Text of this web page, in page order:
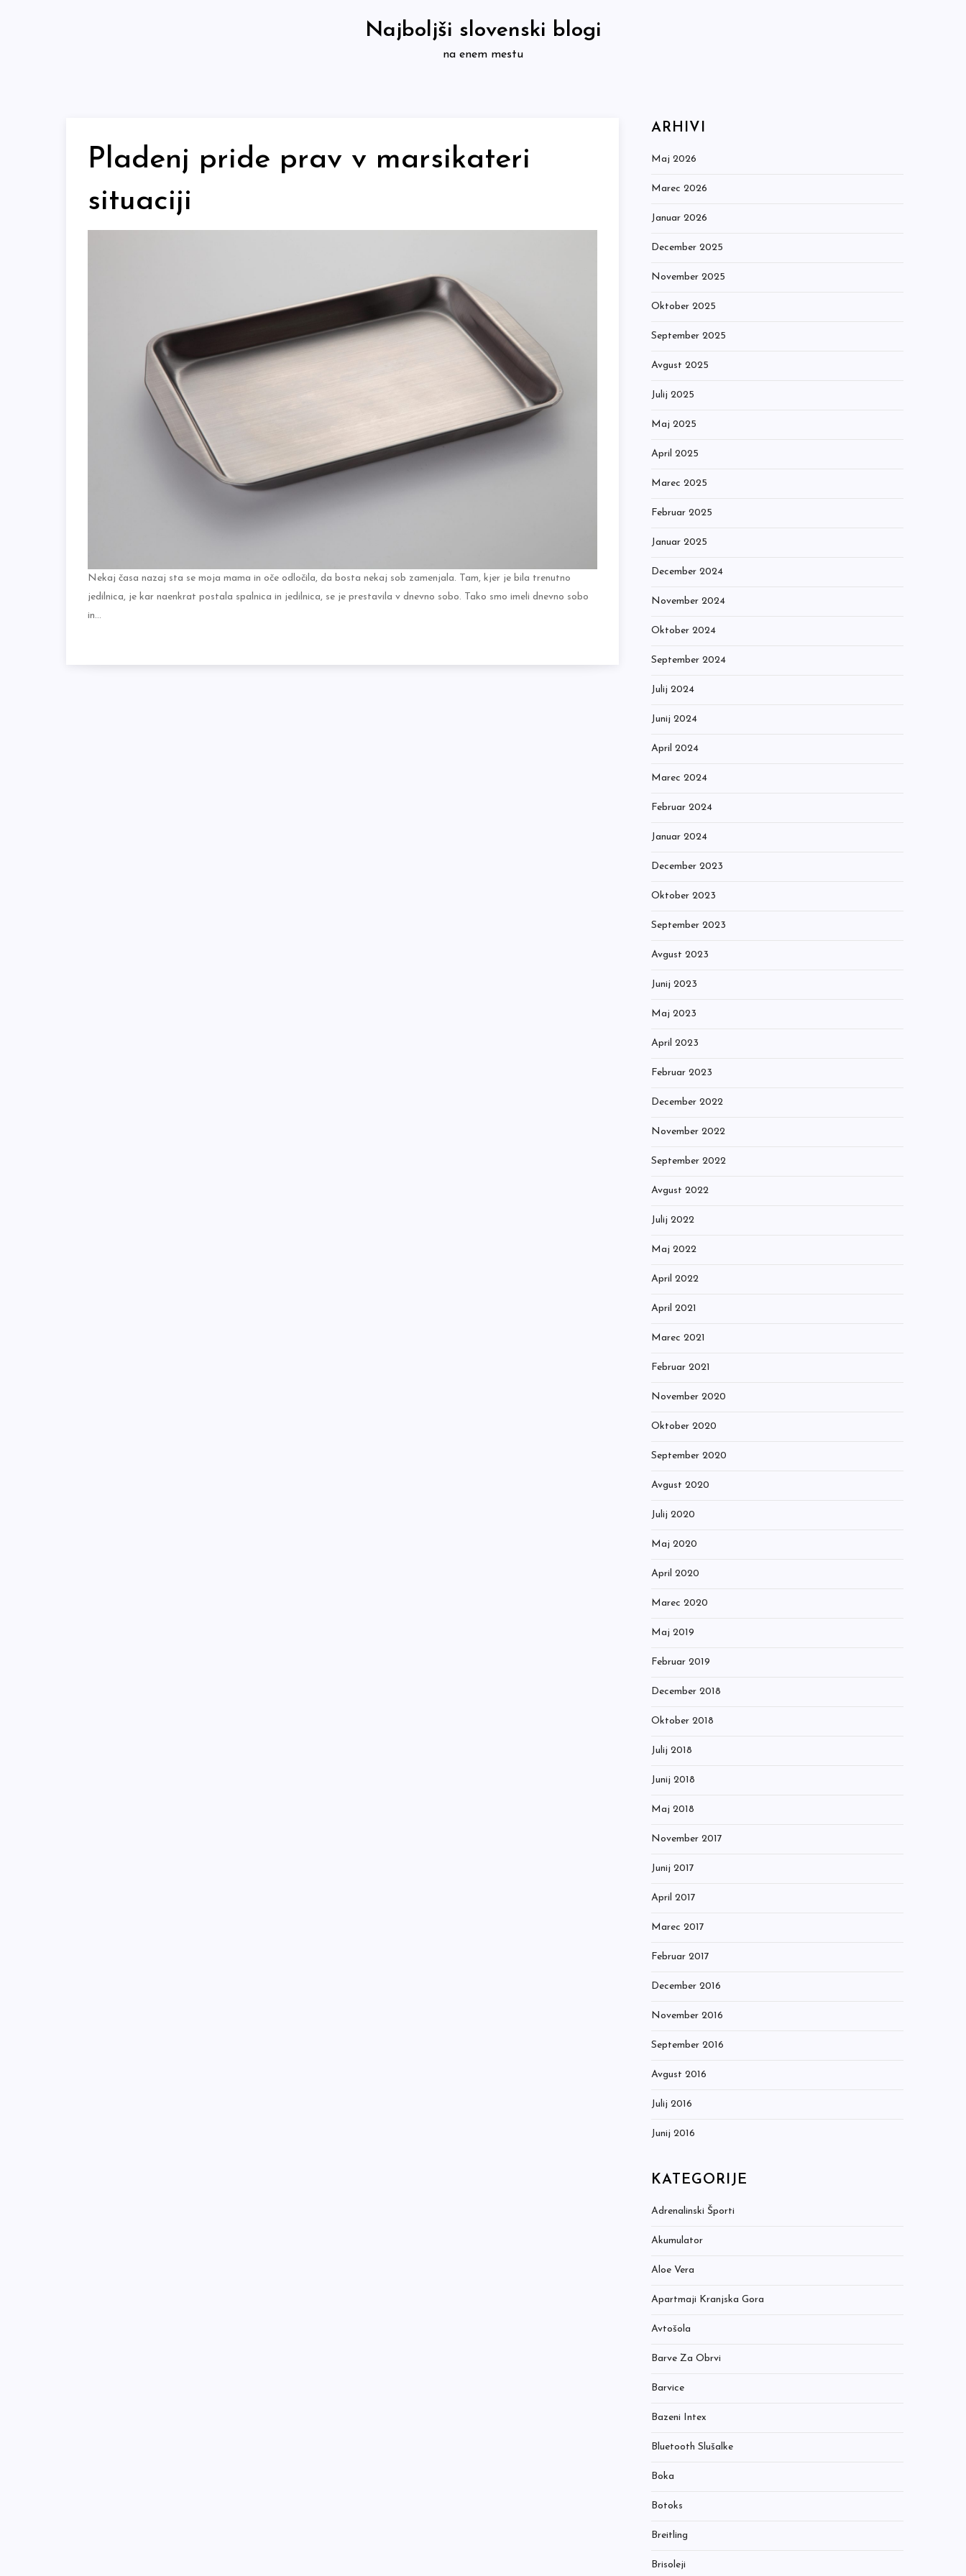
Najboljši slovenski blogi
na enem mestu
Pladenj pride prav v marsikateri
situaciji
Nekaj časa nazaj sta se moja mama in oče odločila, da bosta nekaj sob zamenjala. Tam, kjer je bila trenutno
jedilnica, je kar naenkrat postala spalnica in jedilnica, se je prestavila v dnevno sobo. Tako smo imeli dnevno sobo
in…
ARHIVI
Maj 2026
Marec 2026
Januar 2026
December 2025
November 2025
Oktober 2025
September 2025
Avgust 2025
Julij 2025
Maj 2025
April 2025
Marec 2025
Februar 2025
Januar 2025
December 2024
November 2024
Oktober 2024
September 2024
Julij 2024
Junij 2024
April 2024
Marec 2024
Februar 2024
Januar 2024
December 2023
Oktober 2023
September 2023
Avgust 2023
Junij 2023
Maj 2023
April 2023
Februar 2023
December 2022
November 2022
September 2022
Avgust 2022
Julij 2022
Maj 2022
April 2022
April 2021
Marec 2021
Februar 2021
November 2020
Oktober 2020
September 2020
Avgust 2020
Julij 2020
Maj 2020
April 2020
Marec 2020
Maj 2019
Februar 2019
December 2018
Oktober 2018
Julij 2018
Junij 2018
Maj 2018
November 2017
Junij 2017
April 2017
Marec 2017
Februar 2017
December 2016
November 2016
September 2016
Avgust 2016
Julij 2016
Junij 2016
KATEGORIJE
Adrenalinski Športi
Akumulator
Aloe Vera
Apartmaji Kranjska Gora
Avtošola
Barve Za Obrvi
Barvice
Bazeni Intex
Bluetooth Slušalke
Boka
Botoks
Breitling
Brisoleji